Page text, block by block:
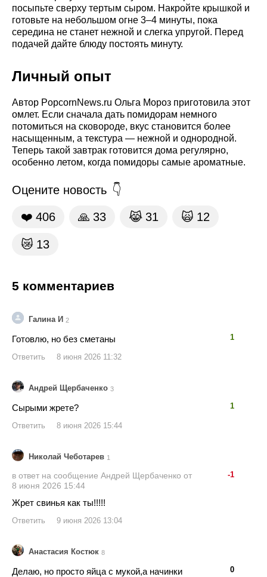
посыпьте сверху тертым сыром. Накройте крышкой и
готовьте на небольшом огне 3–4 минуты, пока
середина не станет нежной и слегка упругой. Перед
подачей дайте блюду постоять минуту.
Личный опыт
Автор PopcornNews.ru Ольга Мороз приготовила этот
омлет. Если сначала дать помидорам немного
потомиться на сковороде, вкус становится более
насыщенным, а текстура — нежной и однородной.
Теперь такой завтрак готовится дома регулярно,
особенно летом, когда помидоры самые ароматные.
Оцените новость
❤️ 406 🙏 33 😹 31 🙀 12
😿 13
5 комментариев
Галина И 2
1
Готовлю, но без сметаны
Ответить 8 июня 2026 11:32
Андрей Щербаченко 3
1
Сырыми жрете?
Ответить 8 июня 2026 15:44
Николай Чеботарев 1
-1
в ответ на сообщение Андрей Щербаченко от
8 июня 2026 15:44
Жрет свинья как ты!!!!!
Ответить 9 июня 2026 13:04
Анастасия Костюк 8
0
Делаю, но просто яйца с мукой,а начинки